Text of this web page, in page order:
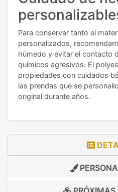
Para conservar tanto el
personalizados,
húmedo y evitar el contacto
químicos agresivos. El
propiedades con cuidados
las prendas que se
original durante años.